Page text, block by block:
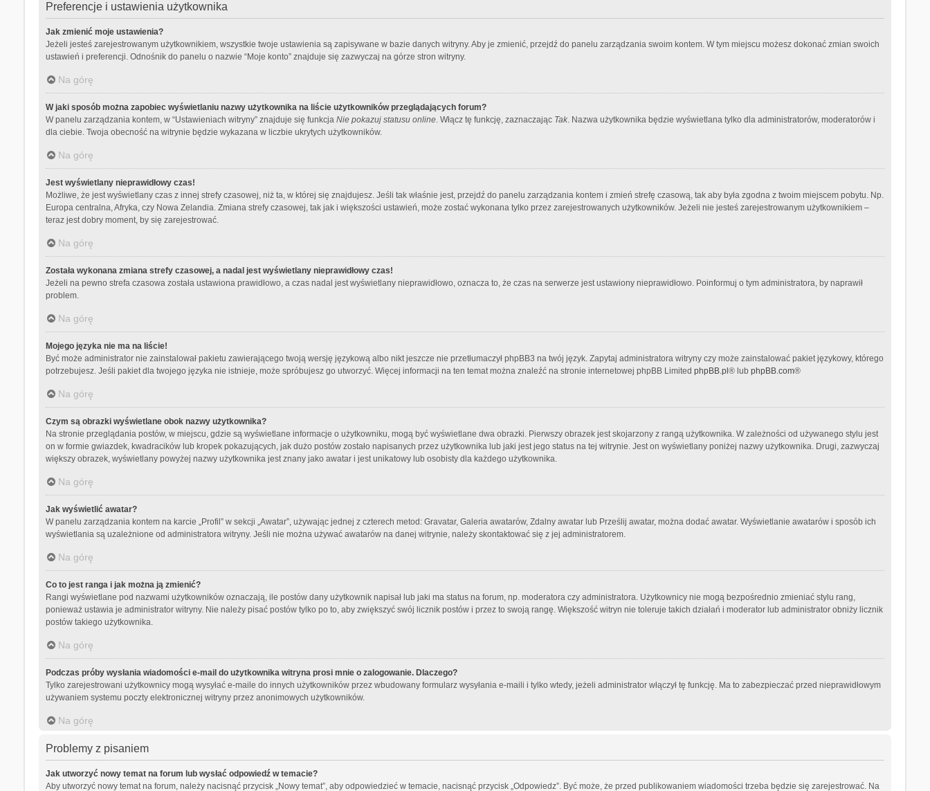
Preferencje i ustawienia użytkownika
Jak zmienić moje ustawienia?
Jeżeli jesteś zarejestrowanym użytkownikiem, wszystkie twoje ustawienia są zapisywane w bazie danych witryny. Aby je zmienić, przejdź do panelu zarządzania swoim kontem. W tym miejscu możesz dokonać zmian swoich
ustawień i preferencji. Odnośnik do panelu o nazwie “Moje konto” znajduje się zazwyczaj na górze stron witryny.
Na górę
W jaki sposób można zapobiec wyświetlaniu nazwy użytkownika na liście użytkowników przeglądających forum?
W panelu zarządzania kontem, w “Ustawieniach witryny” znajduje się funkcja Nie pokazuj statusu online. Włącz tę funkcję, zaznaczając Tak. Nazwa użytkownika będzie wyświetlana tylko dla administratorów, moderatorów i
dla ciebie. Twoja obecność na witrynie będzie wykazana w liczbie ukrytych użytkowników.
Na górę
Jest wyświetlany nieprawidłowy czas!
Możliwe, że jest wyświetlany czas z innej strefy czasowej, niż ta, w której się znajdujesz. Jeśli tak właśnie jest, przejdź do panelu zarządzania kontem i zmień strefę czasową, tak aby była zgodna z twoim miejscem pobytu. Np.
Europa centralna, Afryka, czy Nowa Zelandia. Zmiana strefy czasowej, tak jak i większości ustawień, może zostać wykonana tylko przez zarejestrowanych użytkowników. Jeżeli nie jesteś zarejestrowanym użytkownikiem –
teraz jest dobry moment, by się zarejestrować.
Na górę
Została wykonana zmiana strefy czasowej, a nadal jest wyświetlany nieprawidłowy czas!
Jeżeli na pewno strefa czasowa została ustawiona prawidłowo, a czas nadal jest wyświetlany nieprawidłowo, oznacza to, że czas na serwerze jest ustawiony nieprawidłowo. Poinformuj o tym administratora, by naprawił
problem.
Na górę
Mojego języka nie ma na liście!
Być może administrator nie zainstalował pakietu zawierającego twoją wersję językową albo nikt jeszcze nie przetłumaczył phpBB3 na twój język. Zapytaj administratora witryny czy może zainstalować pakiet językowy, którego
potrzebujesz. Jeśli pakiet dla twojego języka nie istnieje, może spróbujesz go utworzyć. Więcej informacji na ten temat można znaleźć na stronie internetowej phpBB Limited phpBB.pl ® lub phpBB.com®
Na górę
Czym są obrazki wyświetlane obok nazwy użytkownika?
Na stronie przeglądania postów, w miejscu, gdzie są wyświetlane informacje o użytkowniku, mogą być wyświetlane dwa obrazki. Pierwszy obrazek jest skojarzony z rangą użytkownika. W zależności od używanego stylu jest
on w formie gwiazdek, kwadracików lub kropek pokazujących, jak dużo postów zostało napisanych przez użytkownika lub jaki jest jego status na tej witrynie. Jest on wyświetlany poniżej nazwy użytkownika. Drugi, zazwyczaj
większy obrazek, wyświetlany powyżej nazwy użytkownika jest znany jako awatar i jest unikatowy lub osobisty dla każdego użytkownika.
Na górę
Jak wyświetlić awatar?
W panelu zarządzania kontem na karcie „Profil” w sekcji „Awatar”, używając jednej z czterech metod: Gravatar, Galeria awatarów, Zdalny awatar lub Prześlij awatar, można dodać awatar. Wyświetlanie awatarów i sposób ich
wyświetlania są uzależnione od administratora witryny. Jeśli nie można używać awatarów na danej witrynie, należy skontaktować się z jej administratorem.
Na górę
Co to jest ranga i jak można ją zmienić?
Rangi wyświetlane pod nazwami użytkowników oznaczają, ile postów dany użytkownik napisał lub jaki ma status na forum, np. moderatora czy administratora. Użytkownicy nie mogą bezpośrednio zmieniać stylu rang,
ponieważ ustawia je administrator witryny. Nie należy pisać postów tylko po to, aby zwiększyć swój licznik postów i przez to swoją rangę. Większość witryn nie toleruje takich działań i moderator lub administrator obniży licznik
postów takiego użytkownika.
Na górę
Podczas próby wysłania wiadomości e-mail do użytkownika witryna prosi mnie o zalogowanie. Dlaczego?
Tylko zarejestrowani użytkownicy mogą wysyłać e-maile do innych użytkowników przez wbudowany formularz wysyłania e-maili i tylko wtedy, jeżeli administrator włączył tę funkcję. Ma to zabezpieczać przed nieprawidłowym
używaniem systemu poczty elektronicznej witryny przez anonimowych użytkowników.
Na górę
Problemy z pisaniem
Jak utworzyć nowy temat na forum lub wysłać odpowiedź w temacie?
Aby utworzyć nowy temat na forum, należy nacisnąć przycisk „Nowy temat”, aby odpowiedzieć w temacie, nacisnąć przycisk „Odpowiedz”. Być może, że przed publikowaniem wiadomości trzeba będzie się zarejestrować. Na